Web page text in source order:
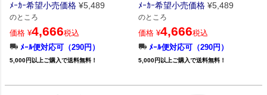
ﾒｰｶｰ希望小売価格 ¥5,489
のところ
価格 ¥4,666税込
ﾒｰﾙ便対応可（290円）
5,000円以上ご購入で送料無料！
ﾒｰｶｰ希望小売価格 ¥5,489
のところ
価格 ¥4,666税込
ﾒｰﾙ便対応可（290円）
5,000円以上ご購入で送料無料！